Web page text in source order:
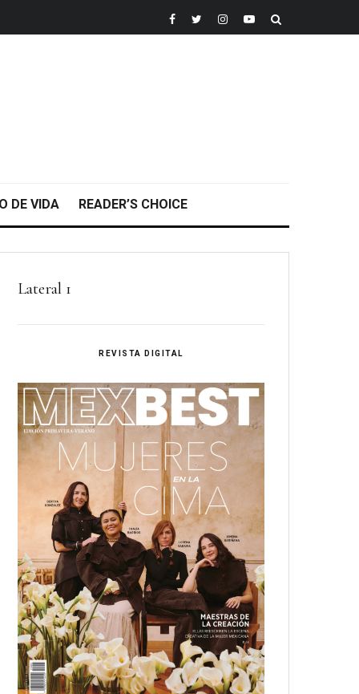
DE VIDA READER’S CHOICE
Lateral 1
REVISTA DIGITAL